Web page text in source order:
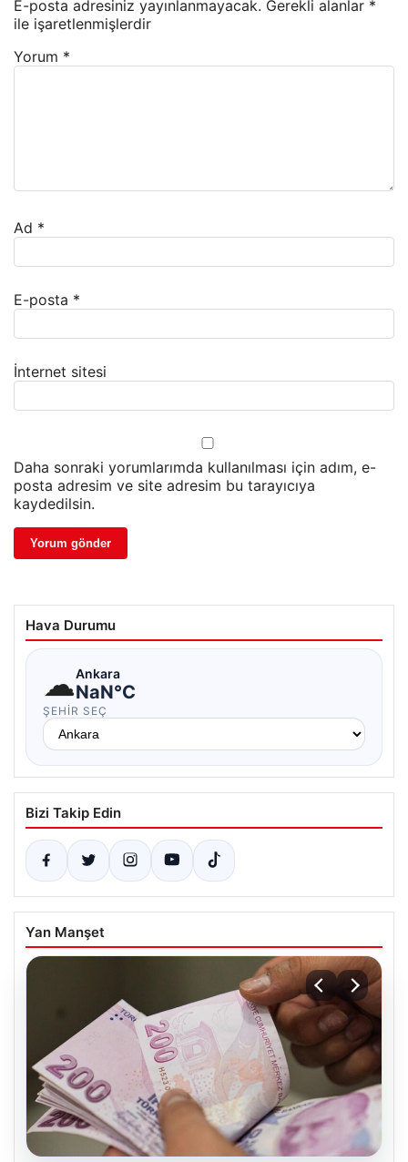
E-posta adresiniz yayınlanmayacak. Gerekli alanlar *
ile işaretlenmişlerdir
Yorum *
Ad *
E-posta *
İnternet sitesi
Daha sonraki yorumlarımda kullanılması için adım, e-
posta adresim ve site adresim bu tarayıcıya
kaydedilsin.
Hava Durumu
☁Ankara
NaN°C
ŞEHIR SEÇ
Bizi Takip Edin
Yan Manşet